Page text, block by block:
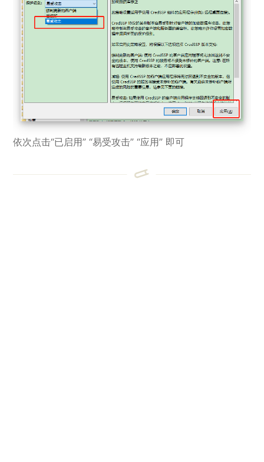
依次点击“已启用” “易受攻击” “应用” 即可